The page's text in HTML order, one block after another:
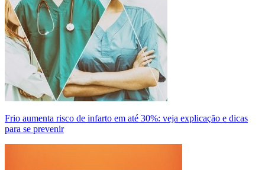
Frio aumenta risco de infarto em até 30%: veja explicação e dicas
para se prevenir